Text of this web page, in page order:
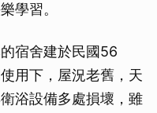
學習。
宿舍建於民國56
用下，屋況老舊，天
浴設備多處損壞，雖